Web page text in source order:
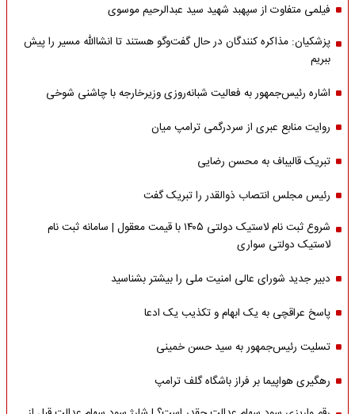
فیلمی متفاوت از سپهبد شهید سید عبدالرحیم موسوی
پزشکیان: مذاکره کنندگان در حال گفت‌وگو هستند تا انشاالله مسیر را پیش
ببریم
اشاره‌ رئیس‌جمهور به فعالیت شبانه‌روزی وزیر‌خارجه با چاشنی شوخی
روایت منابع عبری از سردرگمی ترامپ میان
تبریک قالیباف به محسن رضایی
رئیس مجلس انتصاب ذوالقدر را تبریک گفت
شروع ثبت نام لاستیک دولتی ۱۴۰۵ با قیمت معقول | سامانه ثبت نام
لاستیک دولتی سواری
دبیر جدید شورای عالی امنیت ملی را بیشتر بشناسید
پاسخ عراقچی به یک ابهام و تکذیب یک ادعا
تسلیت رئیس‌جمهور به سید حسن خمینی
رهگیری هواپیما بر فراز باشگاه گلف ترامپ